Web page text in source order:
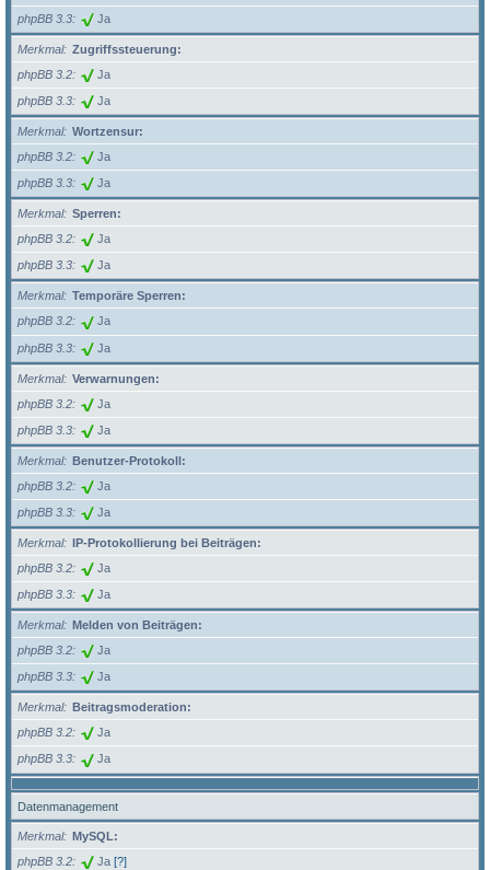
phpBB 3.3 Ja
Merkmal
Zugriffssteuerung:
phpBB 3.2
Ja
phpBB 3.3 Ja
Merkmal
Wortzensur:
phpBB 3.2
Ja
phpBB 3.3 Ja
Merkmal
Sperren:
phpBB 3.2
Ja
phpBB 3.3 Ja
Merkmal
Temporäre Sperren:
phpBB 3.2
Ja
phpBB 3.3 Ja
Merkmal
Verwarnungen:
phpBB 3.2
Ja
phpBB 3.3 Ja
Merkmal
Benutzer-Protokoll:
phpBB 3.2
Ja
phpBB 3.3 Ja
Merkmal
IP-Protokollierung bei Beiträgen:
phpBB 3.2
Ja
phpBB 3.3 Ja
Merkmal
Melden von Beiträgen:
phpBB 3.2
Ja
phpBB 3.3 Ja
Merkmal
Beitragsmoderation:
phpBB 3.2
Ja
phpBB 3.3 Ja
Datenmanagement
Merkmal
MySQL:
phpBB 3.2
Ja [?]